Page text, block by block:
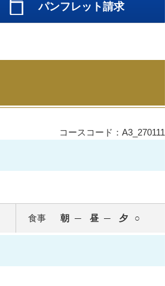
パンフレット請求
コースコード：A3_270111
食事 朝 昼 夕